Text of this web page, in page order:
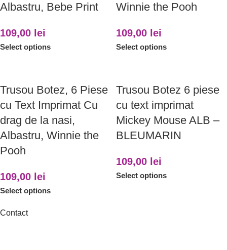
Albastru, Bebe Print
109,00 lei
Select options
Winnie the Pooh
109,00 lei
Select options
Trusou Botez, 6 Piese
cu Text Imprimat Cu
drag de la nasi,
Albastru, Winnie the
Pooh
109,00 lei
Select options
Trusou Botez 6 piese
cu text imprimat
Mickey Mouse ALB –
BLEUMARIN
109,00 lei
Select options
Contact